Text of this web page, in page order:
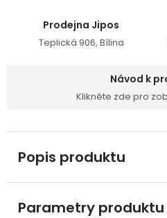
Prodejna Jipos
Teplická 906, Bílina
Návod k
Klikněte zde pro
Popis produktu
Parametry produktu